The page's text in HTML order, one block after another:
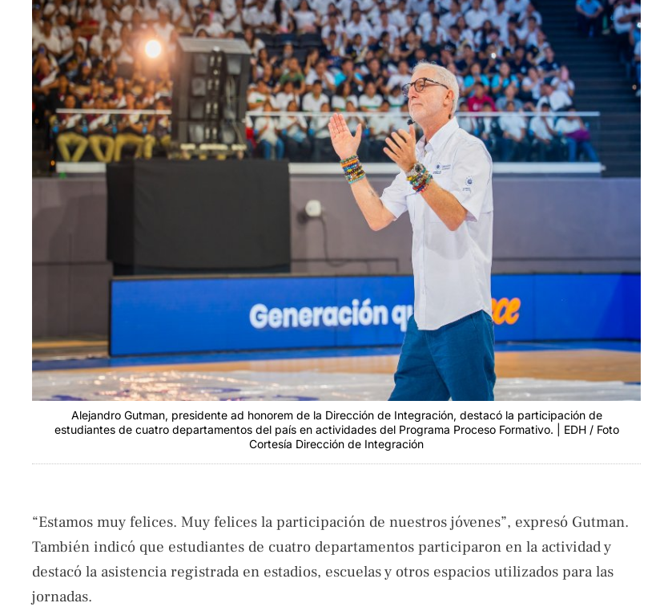
Alejandro Gutman, presidente ad honorem de la Dirección de Integración, destacó la participación de
estudiantes de cuatro departamentos del país en actividades del Programa Proceso Formativo. | EDH / Foto
Cortesía Dirección de Integración
“Estamos muy felices. Muy felices la participación de nuestros jóvenes”, expresó Gutman.
También indicó que estudiantes de cuatro departamentos participaron en la actividad y
destacó la asistencia registrada en estadios, escuelas y otros espacios utilizados para las
jornadas.